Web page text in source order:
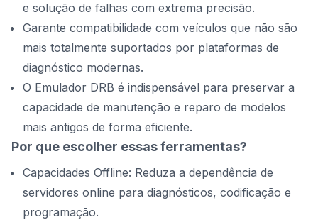
e solução de falhas com extrema precisão.
Garante compatibilidade com veículos que não são
mais totalmente suportados por plataformas de
diagnóstico modernas.
O Emulador DRB é indispensável para preservar a
capacidade de manutenção e reparo de modelos
mais antigos de forma eficiente.
Por que escolher essas ferramentas?
Capacidades Offline: Reduza a dependência de
servidores online para diagnósticos, codificação e
programação.